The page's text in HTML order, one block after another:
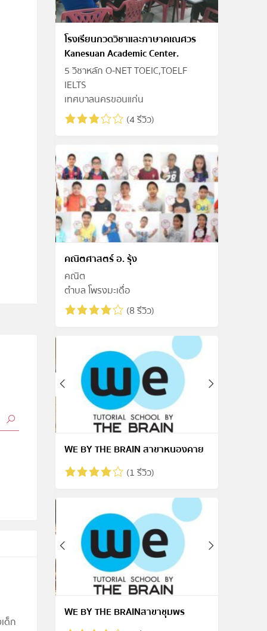
ด็ก
โรงเรียนกวดวิชาและภาษาคเณศวร
Kanesuan Academic Center.
5 วิชาหลัก O-NET TOEIC,TOELF
IELTS
เทศบาลนครขอนแก่น
(4 รีวิว)
คณิตศาสตร์ อ. รุ้ง
คณิต
ตำบล โพรงมะเดื่อ
(8 รีวิว)
WE BY THE BRAIN สาขาหนองคาย
(1 รีวิว)
WE BY THE BRAINสาขาชุมพร